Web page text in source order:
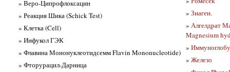
» Веро-Ципрофлоксацин
» Реакция Шика (Schick Test)
» Клетка (Cell)
» Инфукол ГЭК
» Флавина Мононуклеотидсемм Flavin Mononucleotide)
» Фторурацил-Дарница
» Зиаген.
» Алгелдрат
Magnesium
»
» Железо